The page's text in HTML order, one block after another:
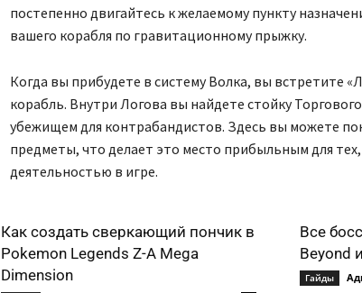
постепенно двигайтесь к желаемому пункту
вашего корабля по гравитационному прыжку.
Когда вы прибудете в систему Волка, вы встретите
корабль. Внутри Логова вы найдете стойку
убежищем для контрабандистов. Здесь вы можете
предметы, что делает это место прибыльным для
деятельностью в игре.
Как создать сверкающий пончик в
Pokemon Legends Z-A Mega
Dimension
Все
Beyond
Гайды